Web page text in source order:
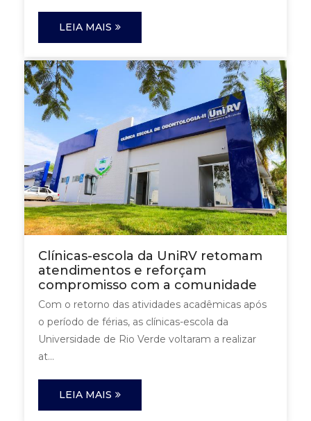
LEIA MAIS
Clínicas-escola da UniRV retomam
atendimentos e reforçam
compromisso com a comunidade
Com o retorno das atividades acadêmicas após
o período de férias, as clínicas-escola da
Universidade de Rio Verde voltaram a realizar
at...
LEIA MAIS